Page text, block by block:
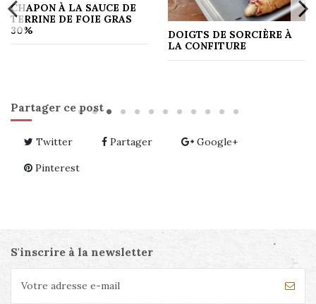
CHAPON À LA SAUCE DE
TERRINE DE FOIE GRAS
30%
DOIGTS DE SORCIÈRE À
LA CONFITURE
Partager ce post
Twitter Partager Google+
Pinterest
S'inscrire à la newsletter